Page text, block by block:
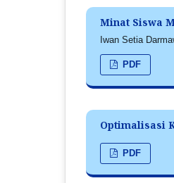
Minat Siswa
Iwan Setia
PDF
Optimalisasi
PDF